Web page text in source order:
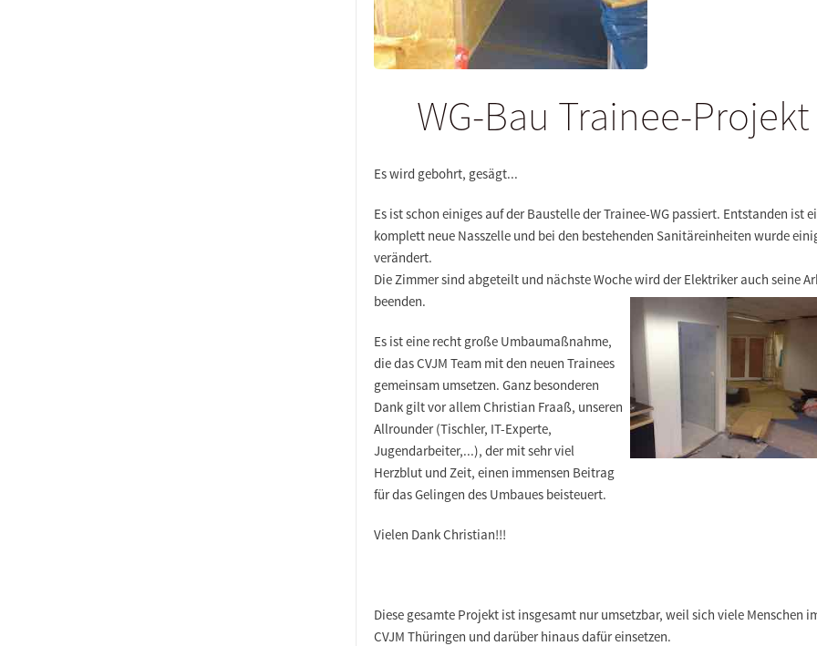
WG-Bau Trainee-Projekt
Es wird gebohrt, gesägt...
Es ist schon einiges auf der Baustelle derTrainee-WG passiert. Entstanden ist
komplett neue Nasszelle und bei den bestehenden Sanitäreinheiten wurde
verändert.
Die Zimmer sind abgeteilt und nächste Woche wird der Elektriker auch seine
beenden.
Es ist eine recht große Umbaumaßnahme,
die das CVJM Team mit den neuen Trainees
gemeinsam umsetzen. Ganz besonderen
Dank gilt vor allemChristian Fraaß, unseren
Allrounder (Tischler, IT-Experte,
Jugendarbeiter,...), der mit sehr viel
Herzblut und Zeit, einen immensen Beitrag
für das Gelingen des Umbaues beisteuert.
Vielen Dank Christian!!!
Diese gesamte Projekt ist insgesamt nur umsetzbar, weil sich viele Menschen
CVJM Thüringen und darüber hinaus dafür einsetzen.